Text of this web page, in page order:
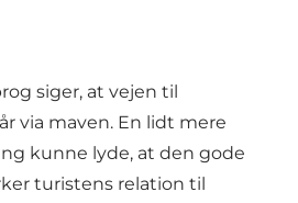
siger, at vejen til
via maven. En lidt mere
kunne lyde, at den gode
turistens relation til